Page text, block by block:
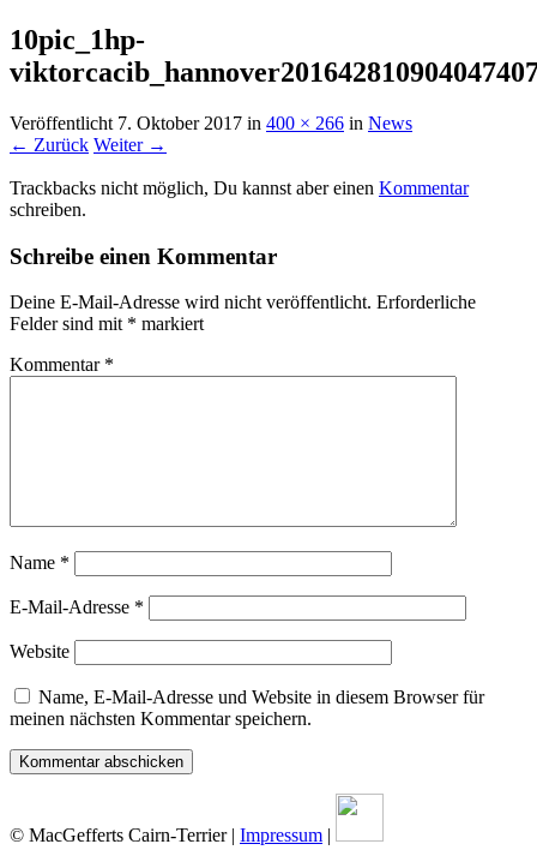
10pic_1hp-
Veröffentlicht 7. Oktober 2017 in 400 × 266 in News
← Zurück Weiter →
Trackbacks nicht möglich, Du kannst aber einen Kommentar
schreiben.
Schreibe einen Kommentar
Deine E-Mail-Adresse wird nicht veröffentlicht. Erforderliche
Felder sind mit * markiert
Kommentar *
Name *
E-Mail-Adresse *
Website
Name, E-Mail-Adresse und Website in diesem Browser für
meinen nächsten Kommentar speichern.
© MacGefferts Cairn-Terrier | Impressum |